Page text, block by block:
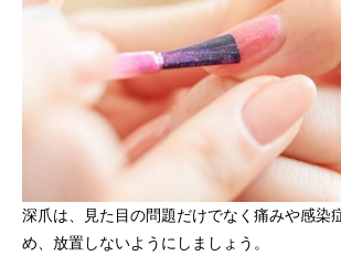
深爪は、見た目の問題だけでなく痛みや感染
め、放置しないようにしましょう。